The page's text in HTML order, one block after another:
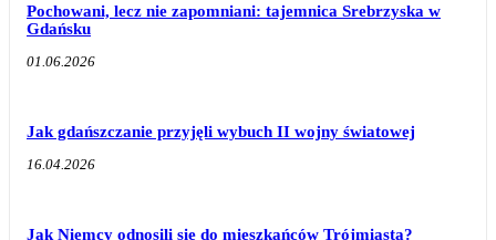
Pochowani, lecz nie zapomniani: tajemnica Srebrzyska w
Gdańsku
01.06.2026
Jak gdańszczanie przyjęli wybuch II wojny światowej
16.04.2026
Jak Niemcy odnosili się do mieszkańców Trójmiasta?